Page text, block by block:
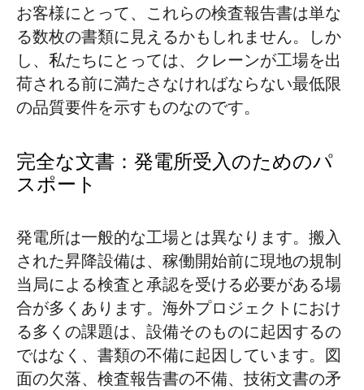
お客様にとって、これらの検査報告書は単な
る数枚の書類に見えるかもしれません。しか
し、私たちにとっては、クレーンが工場を出
荷される前に満たさなければならない最低限
の品質要件を示すものなのです。
完全な文書：発電所受入のためのパ
スポート
発電所は一般的な工場とは異なります。搬入
された昇降設備は、稼働開始前に現地の規制
当局による検査と承認を受ける必要がある場
合が多くあります。海外プロジェクトにおけ
る多くの課題は、設備そのものに起因するの
ではなく、書類の不備に起因しています。図
面の欠落、検査報告書の不備、技術文書の矛